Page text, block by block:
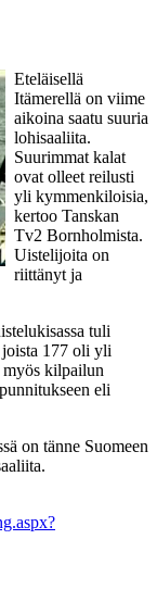
Eteläisellä
Itämerellä on viime
aikoina saatu suuria
lohisaaliita.
Suurimmat kalat
ovat olleet reilusti
yli kymmenkiloisia,
kertoo Tanskan
Tv2 Bornholmista.
Uistelijoita on
riittänyt ja
tuli
177 oli yli
kilpailun
eli
on tänne Suomeen